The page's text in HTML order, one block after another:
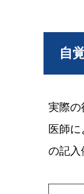
自
実際の
医師
の記入